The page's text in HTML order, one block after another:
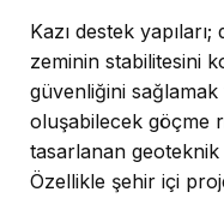
Kazı destek
zeminin stabilitesini
güvenliğini
oluşabilecek göçme
tasarlanan geoteknik
Özellikle şehir içi